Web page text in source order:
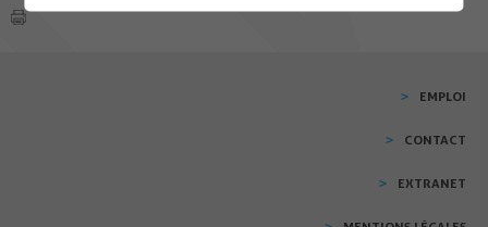
EMPLOI
CONTACT
EXTRANET